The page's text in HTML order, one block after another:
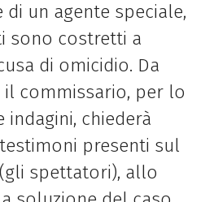
un agente speciale,
sono costretti a
di omicidio. Da
commissario, per lo
chiederà
presenti sul
spettatori), allo